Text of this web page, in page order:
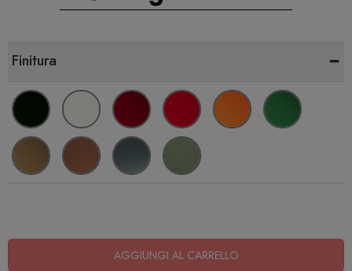
Finitura -
AGGIUNGI AL CARRELLO